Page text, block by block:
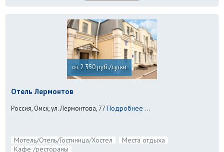
от 2 350 руб./сутки
Отель Лермонтов
Россия, Омск, ул. Лермонтова, 77Подробнее ...
Мотель/Отель/Гостиница/Хостел
Места отдыха
Кафе /рестораны